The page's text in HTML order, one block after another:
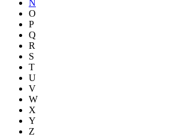
N
O
P
Q
R
S
T
U
V
W
X
Y
Z